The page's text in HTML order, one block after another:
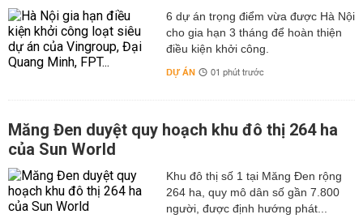
6 dự án trọng điểm vừa được Hà Nội
cho gia hạn 3 tháng để hoàn thiện
điều kiện khởi công.
DỰ ÁN 01 phút trước
Măng Đen duyệt quy hoạch khu đô thị 264 ha
của Sun World
Khu đô thị số 1 tại Măng Đen rộng
264 ha, quy mô dân số gần 7.800
người, được định hướng phát...